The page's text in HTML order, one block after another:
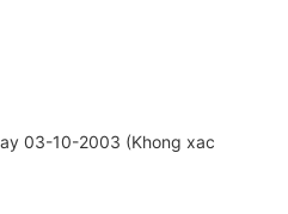
03-10-2003 (Khong xac